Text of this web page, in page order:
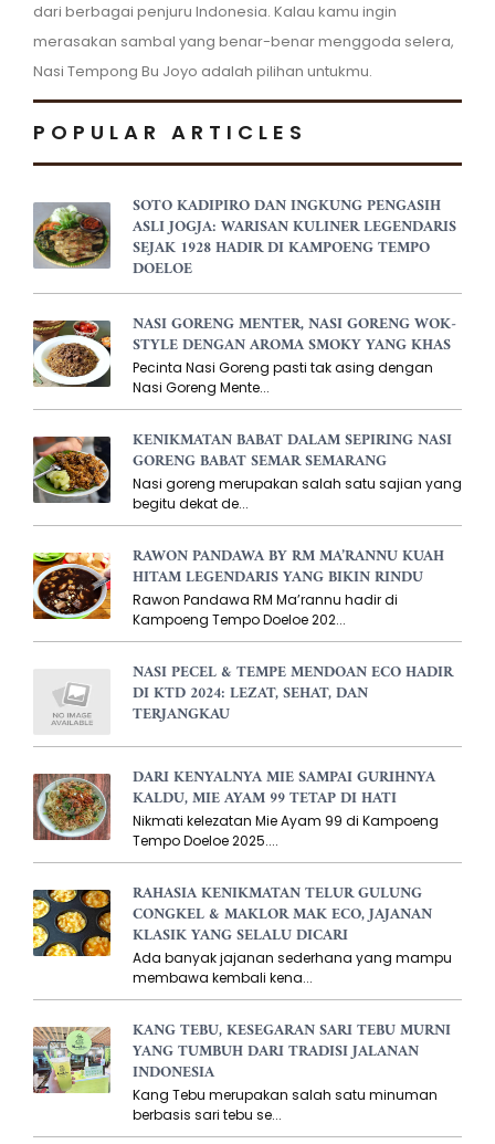
dari berbagai penjuru Indonesia. Kalau kamu ingin
merasakan sambal yang benar-benar menggoda selera,
Nasi Tempong Bu Joyo adalah pilihan untukmu.
POPULAR ARTICLES
SOTO KADIPIRO DAN INGKUNG PENGASIH
ASLI JOGJA: WARISAN KULINER LEGENDARIS
SEJAK 1928 HADIR DI KAMPOENG TEMPO
DOELOE
NASI GORENG MENTER, NASI GORENG WOK-
STYLE DENGAN AROMA SMOKY YANG KHAS
Pecinta Nasi Goreng pasti tak asing dengan
Nasi Goreng Mente...
KENIKMATAN BABAT DALAM SEPIRING NASI
GORENG BABAT SEMAR SEMARANG
Nasi goreng merupakan salah satu sajian yang
begitu dekat de...
RAWON PANDAWA BY RM MA’RANNU KUAH
HITAM LEGENDARIS YANG BIKIN RINDU
Rawon Pandawa RM Ma’rannu hadir di
Kampoeng Tempo Doeloe 202...
NASI PECEL & TEMPE MENDOAN ECO HADIR
DI KTD 2024: LEZAT, SEHAT, DAN
TERJANGKAU
DARI KENYALNYA MIE SAMPAI GURIHNYA
KALDU, MIE AYAM 99 TETAP DI HATI
Nikmati kelezatan Mie Ayam 99 di Kampoeng
Tempo Doeloe 2025....
RAHASIA KENIKMATAN TELUR GULUNG
CONGKEL & MAKLOR MAK ECO, JAJANAN
KLASIK YANG SELALU DICARI
Ada banyak jajanan sederhana yang mampu
membawa kembali kena...
KANG TEBU, KESEGARAN SARI TEBU MURNI
YANG TUMBUH DARI TRADISI JALANAN
INDONESIA
Kang Tebu merupakan salah satu minuman
berbasis sari tebu se...